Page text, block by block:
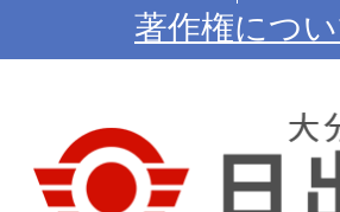
著作権につ